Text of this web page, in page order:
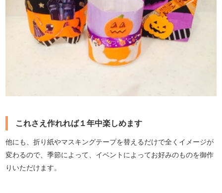
これさえ作れれば１年中楽しめます
他にも、折り紙やマスキングテープを替えるだけで全くイメージが
変わるので、季節によって、イベントによってお好みのものを御作
りいただけます。